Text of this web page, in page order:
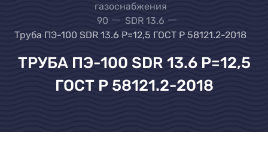
газоснабжения
90
SDR 13.6
Труба ПЭ-100 SDR 13.6 Р=12,5 ГОСТ Р 58121.2-2018
ТРУБА ПЭ-100 SDR 13.6 Р=12,5
ГОСТ Р 58121.2-2018